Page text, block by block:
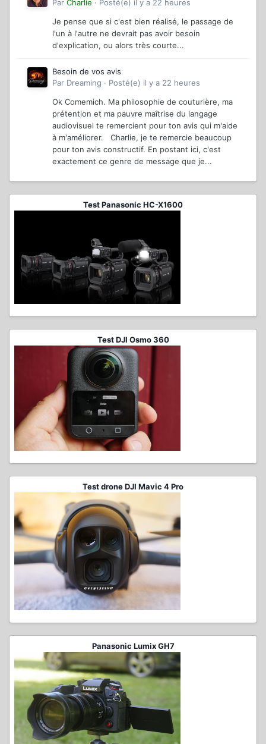
Par Charlie · Posté(e) il y a 22 heures
Je pense que si c'est bien réalisé, le passage de
l'un à l'autre ne devrait pas avoir besoin
d'explication, ou alors très courte...
Besoin de vos avis
Par Dreaming · Posté(e) il y a 22 heures
Ok Comemich. Ma philosophie de couturière, ma
prétention et ma pauvre maîtrise du langage
audiovisuel te remercient pour ton avis qui m'aide
à m'améliorer. Charlie, je te remercie beaucoup
pour ton avis constructif. En postant ici, c'est
exactement ce genre de message que je...
Test Panasonic HC-X1600
Test DJI Osmo 360
Test drone DJI Mavic 4 Pro
Panasonic Lumix GH7